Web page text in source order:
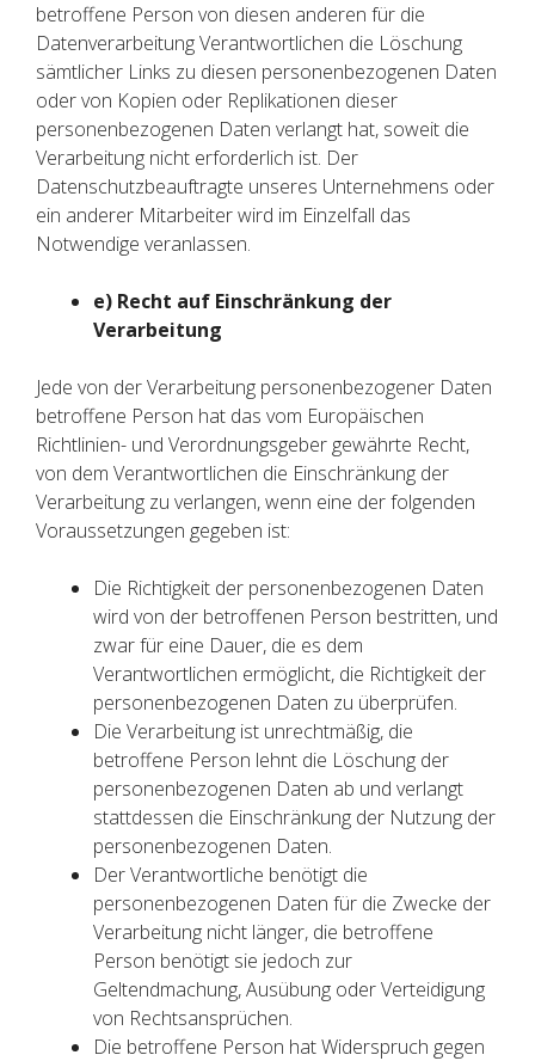
betroffene Person von diesen anderen für die
Datenverarbeitung Verantwortlichen die Löschung
sämtlicher Links zu diesen personenbezogenen Daten
oder von Kopien oder Replikationen dieser
personenbezogenen Daten verlangt hat, soweit die
Verarbeitung nicht erforderlich ist. Der
Datenschutzbeauftragte unseres Unternehmens oder
ein anderer Mitarbeiter wird im Einzelfall das
Notwendige veranlassen.
e) Recht auf Einschränkung der
Verarbeitung
Jede von der Verarbeitung personenbezogener Daten
betroffene Person hat das vom Europäischen
Richtlinien- und Verordnungsgeber gewährte Recht,
von dem Verantwortlichen die Einschränkung der
Verarbeitung zu verlangen, wenn eine der folgenden
Voraussetzungen gegeben ist:
Die Richtigkeit der personenbezogenen Daten
wird von der betroffenen Person bestritten, und
zwar für eine Dauer, die es dem
Verantwortlichen ermöglicht, die Richtigkeit der
personenbezogenen Daten zu überprüfen.
Die Verarbeitung ist unrechtmäßig, die
betroffene Person lehnt die Löschung der
personenbezogenen Daten ab und verlangt
stattdessen die Einschränkung der Nutzung der
personenbezogenen Daten.
Der Verantwortliche benötigt die
personenbezogenen Daten für die Zwecke der
Verarbeitung nicht länger, die betroffene
Person benötigt sie jedoch zur
Geltendmachung, Ausübung oder Verteidigung
von Rechtsansprüchen.
Die betroffene Person hat Widerspruch gegen